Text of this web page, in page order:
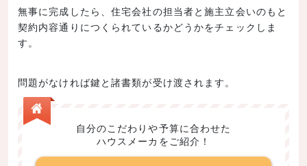
無事に完成したら、住宅会社の担当者と施主立会いのもと
契約内容通りにつくられているかどうかをチェックしま
す。
問題がなければ鍵と諸書類が受け渡されます。
自分のこだわりや予算に合わせた
ハウスメーカをご紹介！